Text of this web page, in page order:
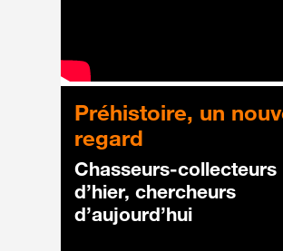
Préhistoire, un
regard
Chasseurs-collecteurs
d’hier, chercheurs
d’aujourd’hui